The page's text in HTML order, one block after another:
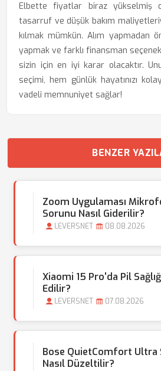
Elbette fiyatlar biraz yükselmiş
tasarruf ve düşük bakım
kılmak mümkün. Alım yapmadan
yapmak ve farklı finansman
sizin için en iyi karar olacaktır.
seçimi, hem günlük hayatınızı
vadeli memnuniyet sağlar!
BENZER
Zoom Uygulaması
Sorunu Nasıl Giderilir?
LEVERSNET 08.08.2026
Xiaomi 15 Pro'da Pil
Edilir?
LEVERSNET 07.08.2026
Bose QuietComfort Ultra
Nasıl Düzeltilir?